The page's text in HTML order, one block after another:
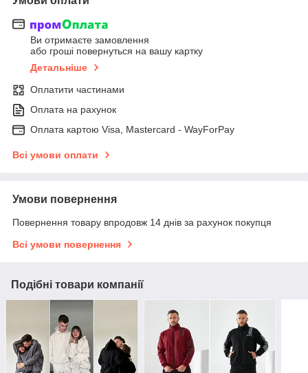
Ви отримаєте замовлення
або гроші повернуться на вашу картку
Детальніше
Оплатити частинами
Оплата на рахунок
Оплата картою Visa, Mastercard - WayForPay
Всі умови оплати
Умови повернення
Повернення товару впродовж 14 днів за рахунок покупця
Всі умови повернення
Подібні товари компанії